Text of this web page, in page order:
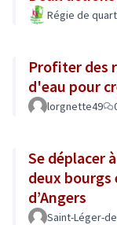
Régie de
Profiter des
d'eau pour
lorgnette49
Se déplacer
deux bourgs
d’Angers
Saint-Léger-